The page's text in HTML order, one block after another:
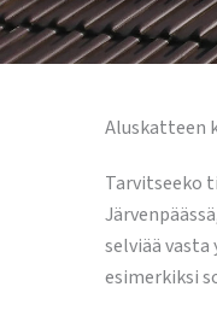
Aluskatteen
Tarvitseeko
selviää
esimerkiksi